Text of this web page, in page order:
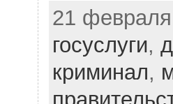
21
госуслуги,
криминал,